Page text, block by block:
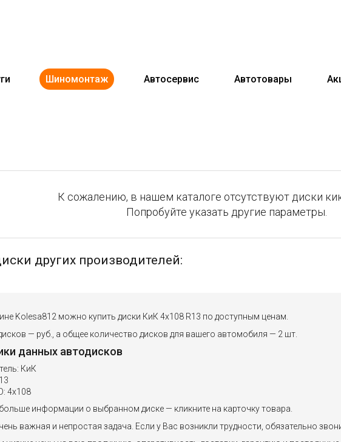
Шиномонтаж Автосервис Автотовары
К сожалению, в нашем каталоге отсутствуют диски
Попробуйте указать другие параметры.
других производителей:
Kolesa812 можно купить диски КиК 4x108 R13 по доступным ценам.
— руб., а общее количество дисков для вашего автомобиля — 2 шт.
данных автодисков
КиК
4x108
информации о выбранном диске — кликните на карточку товара.
важная и непростая задача. Если у Вас возникли трудности, обязательно